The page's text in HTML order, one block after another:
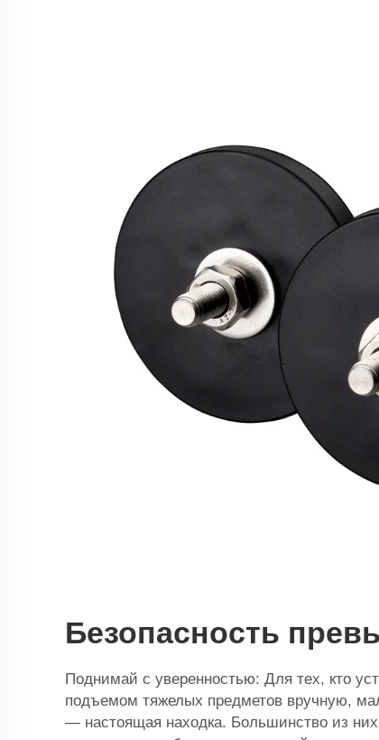
Безопасность
Поднимай с уверенностью: Для тех, кто
подъемом тяжелых предметов вручную,
— настоящая находка. Большинство из